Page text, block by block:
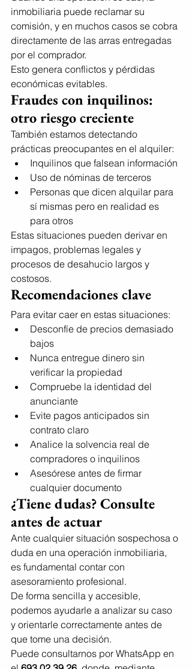
inmobiliaria puede reclamar su
comisión, y en muchos casos se cobra
directamente de las arras entregadas
por el comprador.
Esto genera conflictos y pérdidas
económicas evitables.
Fraudes con inquilinos:
otro riesgo creciente
También estamos detectando
prácticas preocupantes en el alquiler:
Inquilinos que falsean información
Uso de nóminas de terceros
Personas que dicen alquilar para
sí mismas pero en realidad es
para otros
Estas situaciones pueden derivar en
impagos, problemas legales y
procesos de desahucio largos y
costosos.
Recomendaciones clave
Para evitar caer en estas situaciones:
Desconfíe de precios demasiado
bajos
Nunca entregue dinero sin
verificar la propiedad
Compruebe la identidad del
anunciante
Evite pagos anticipados sin
contrato claro
Analice la solvencia real de
compradores o inquilinos
Asesórese antes de firmar
cualquier documento
¿Tiene dudas? Consulte
antes de actuar
Ante cualquier situación sospechosa o
duda en una operación inmobiliaria,
es fundamental contar con
asesoramiento profesional.
De forma sencilla y accesible,
podemos ayudarle a analizar su caso
y orientarle correctamente antes de
que tome una decisión.
Puede consultarnos por WhatsApp en